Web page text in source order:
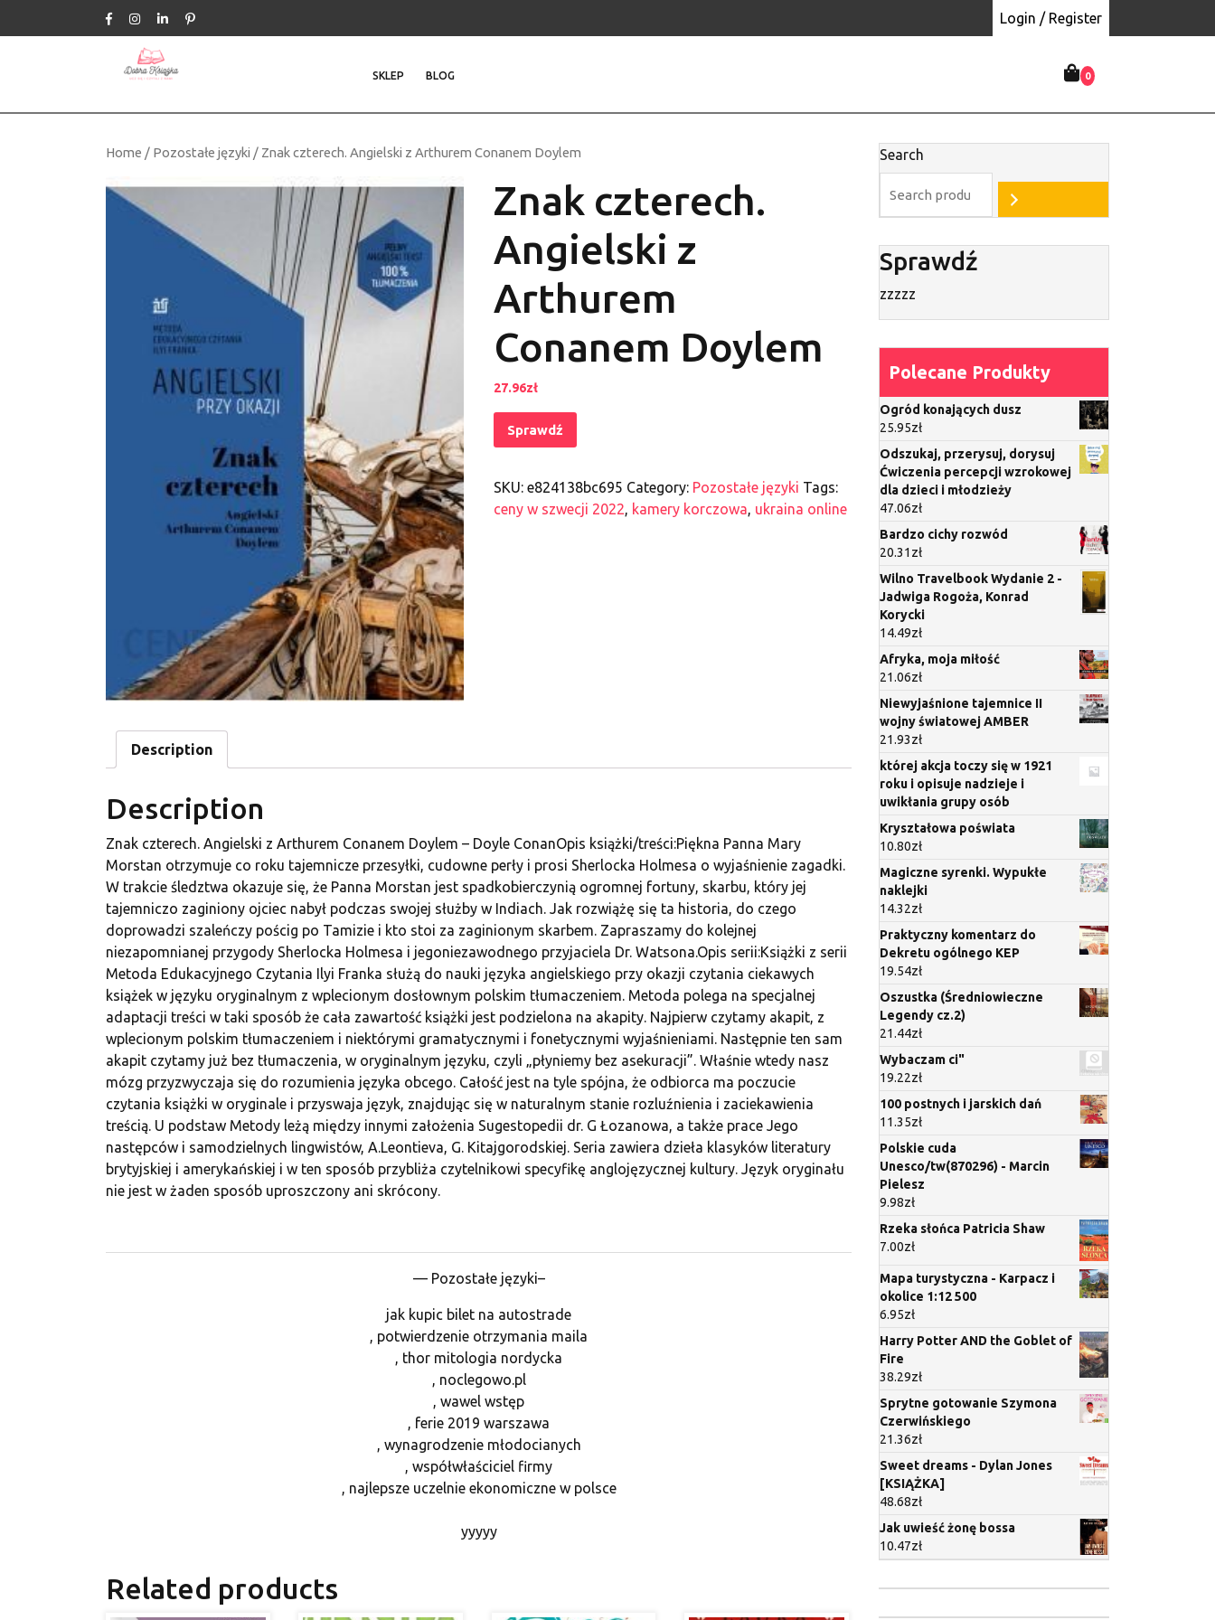
Login / Register
SKLEP BLOG 0
Home / Pozostałe języki / Znak czterech. Angielski z Arthurem Conanem Doylem
Znak czterech.
Angielski z
Arthurem
Conanem Doylem
27.96zł
Sprawdź
SKU: e824138bc695 Category: Pozostałe języki Tags:
ceny w szwecji 2022, kamery korczowa, ukraina online
Description
Description
Znak czterech. Angielski z Arthurem Conanem Doylem – Doyle ConanOpis książki/treści:Piękna Panna Mary
Morstan otrzymuje co roku tajemnicze przesyłki, cudowne perły i prosi Sherlocka Holmesa o wyjaśnienie zagadki.
W trakcie śledztwa okazuje się, że Panna Morstan jest spadkobierczynią ogromnej fortuny, skarbu, który jej
tajemniczo zaginiony ojciec nabył podczas swojej służby w Indiach. Jak rozwiążę się ta historia, do czego
doprowadzi szaleńczy pościg po Tamizie i kto stoi za zaginionym skarbem. Zapraszamy do kolejnej
niezapomnianej przygody Sherlocka Holmesa i jegoniezawodnego przyjaciela Dr. Watsona.Opis serii:Książki z serii
Metoda Edukacyjnego Czytania Ilyi Franka służą do nauki języka angielskiego przy okazji czytania ciekawych
książek w języku oryginalnym z wplecionym dosłownym polskim tłumaczeniem. Metoda polega na specjalnej
adaptacji treści w taki sposób że cała zawartość książki jest podzielona na akapity. Najpierw czytamy akapit, z
wplecionym polskim tłumaczeniem i niektórymi gramatycznymi i fonetycznymi wyjaśnieniami. Następnie ten sam
akapit czytamy już bez tłumaczenia, w oryginalnym języku, czyli „płyniemy bez asekuracji”. Właśnie wtedy nasz
mózg przyzwyczaja się do rozumienia języka obcego. Całość jest na tyle spójna, że odbiorca ma poczucie
czytania książki w oryginale i przyswaja język, znajdując się w naturalnym stanie rozluźnienia i zaciekawienia
treścią. U podstaw Metody leżą między innymi założenia Sugestopedii dr. G Łozanowa, a także prace Jego
następców i samodzielnych lingwistów, A.Leontieva, G. Kitajgorodskiej. Seria zawiera dzieła klasyków literatury
brytyjskiej i amerykańskiej i w ten sposób przybliża czytelnikowi specyfikę anglojęzycznej kultury. Język oryginału
nie jest w żaden sposób uproszczony ani skrócony.
— Pozostałe języki–
jak kupic bilet na autostrade
, potwierdzenie otrzymania maila
, thor mitologia nordycka
, noclegowo.pl
, wawel wstęp
, ferie 2019 warszawa
, wynagrodzenie młodocianych
, współwłaściciel firmy
, najlepsze uczelnie ekonomiczne w polsce
yyyyy
Related products
Search
Sprawdź
zzzzz
Polecane Produkty
Ogród konających dusz
25.95zł
Odszukaj, przerysuj, dorysuj
Ćwiczenia percepcji wzrokowej
dla dzieci i młodzieży
47.06zł
Bardzo cichy rozwód
20.31 zł
Wilno Travelbook Wydanie 2 -
Jadwiga Rogoża, Konrad
Korycki
14.49zł
Afryka, moja miłość
21.06zł
Niewyjaśnione tajemnice II
wojny światowej AMBER
21.93zł
której akcja toczy się w 1921
roku i opisuje nadzieje i
uwikłania grupy osób
Kryształowa poświata
10.80zł
Magiczne syrenki. Wypukłe
naklejki
14.32zł
Praktyczny komentarz do
Dekretu ogólnego KEP
19.54zł
Oszustka (Średniowieczne
Legendy cz.2)
21.44zł
Wybaczam ci"
19.22zł
100 postnych i jarskich dań
11.35zł
Polskie cuda
Unesco/tw(870296) - Marcin
Pielesz
9.98zł
Rzeka słońca Patricia Shaw
7.00zł
Mapa turystyczna - Karpacz i
okolice 1:12 500
6.95zł
Harry Potter AND the Goblet of
Fire
38.29zł
Sprytne gotowanie Szymona
Czerwińskiego
21.36zł
Sweet dreams - Dylan Jones
[KSIĄŻKA]
48.68zł
Jak uwieść żonę bossa
10.47zł